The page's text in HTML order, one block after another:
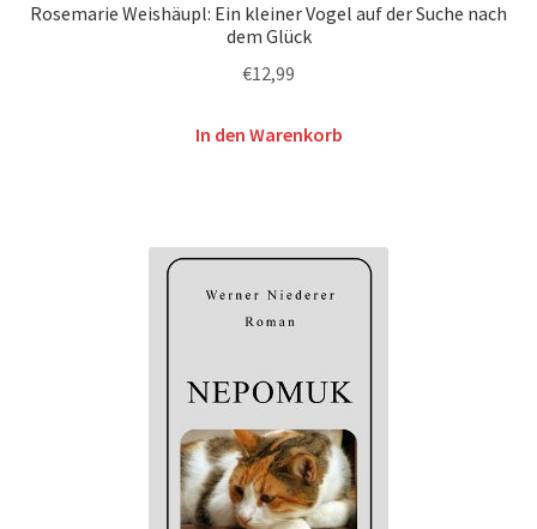
Rosemarie Weishäupl: Ein kleiner Vogel auf der Suche nach
dem Glück
€12,99
In den Warenkorb